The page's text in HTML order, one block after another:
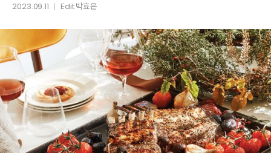
요즘
푸드
아티스트
3
2023.09.11 Edit박효은